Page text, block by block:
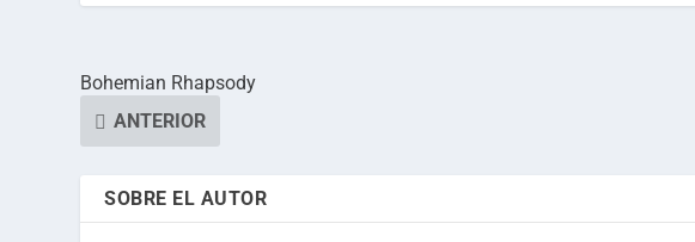
Bohemian Rhapsody
ANTERIOR
SOBRE EL AUTOR